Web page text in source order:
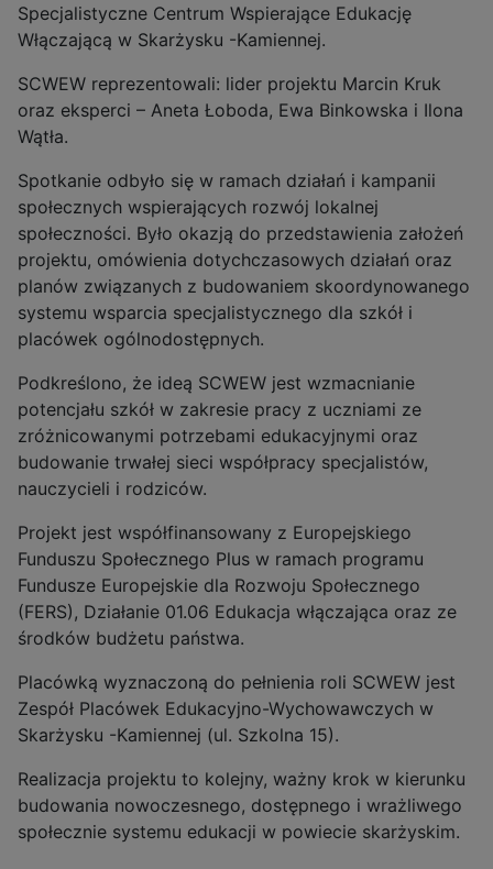
Specjalistyczne Centrum Wspierające Edukację
Włączającą w Skarżysku -Kamiennej.
SCWEW reprezentowali: lider projektu Marcin Kruk
oraz eksperci – Aneta Łoboda, Ewa Binkowska i Ilona
Wątła.
Spotkanie odbyło się w ramach działań i kampanii
społecznych wspierających rozwój lokalnej
społeczności. Było okazją do przedstawienia założeń
projektu, omówienia dotychczasowych działań oraz
planów związanych z budowaniem skoordynowanego
systemu wsparcia specjalistycznego dla szkół i
placówek ogólnodostępnych.
Podkreślono, że ideą SCWEW jest wzmacnianie
potencjału szkół w zakresie pracy z uczniami ze
zróżnicowanymi potrzebami edukacyjnymi oraz
budowanie trwałej sieci współpracy specjalistów,
nauczycieli i rodziców.
Projekt jest współfinansowany z Europejskiego
Funduszu Społecznego Plus w ramach programu
Fundusze Europejskie dla Rozwoju Społecznego
(FERS), Działanie 01.06 Edukacja włączająca oraz ze
środków budżetu państwa.
Placówką wyznaczoną do pełnienia roli SCWEW jest
Zespół Placówek Edukacyjno-Wychowawczych w
Skarżysku -Kamiennej (ul. Szkolna 15).
Realizacja projektu to kolejny, ważny krok w kierunku
budowania nowoczesnego, dostępnego i wrażliwego
społecznie systemu edukacji w powiecie skarżyskim.